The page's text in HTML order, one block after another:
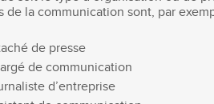
de la communication sont, par
de presse
de communication
d’entreprise